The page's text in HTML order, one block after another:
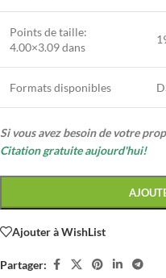
Points de taille:
4.00×3.09 dans
Formats disponibles
Si vous avez besoin de votre
Citation gratuite aujourd'hui!
Ajouter à WishList
Partager: